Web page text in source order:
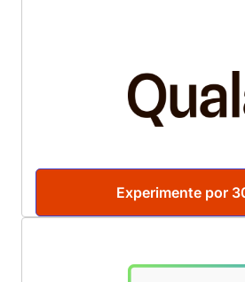
Experimente por